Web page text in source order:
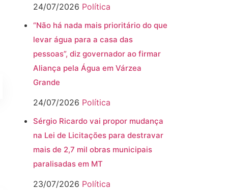
24/07/2026 Política
“Não há nada mais prioritário do que
levar água para a casa das
pessoas”, diz governador ao firmar
Aliança pela Água em Várzea
Grande
24/07/2026 Política
Sérgio Ricardo vai propor mudança
na Lei de Licitações para destravar
mais de 2,7 mil obras municipais
paralisadas em MT
23/07/2026 Política